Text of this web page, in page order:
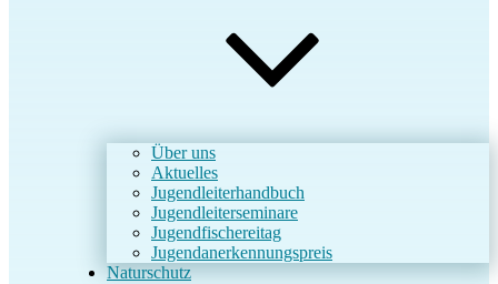
Über uns
Aktuelles
Jugendleiterhandbuch
Jugendleiterseminare
Jugendfischereitag
Jugendanerkennungspreis
Naturschutz